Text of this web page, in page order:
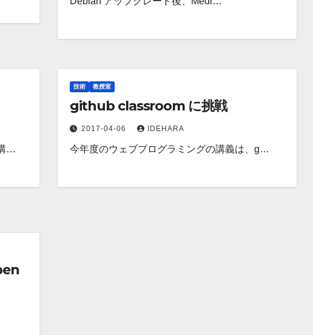
…
技術 教授室
github classroom に挑戦
2017-04-06 IDEHARA
今年度のウェブプログラミングの講義は、g…